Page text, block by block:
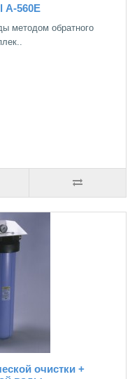
А-560Е
методом обратного
очистки +